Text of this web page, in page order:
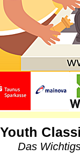
Das